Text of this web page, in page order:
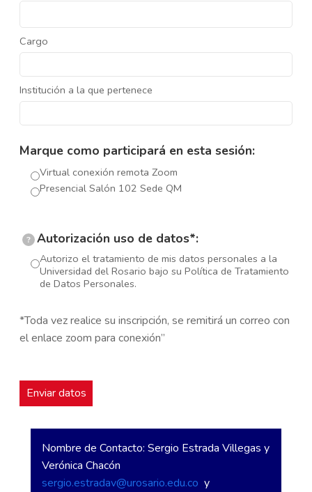
Cargo
Institución a la que pertenece
Marque como participará en esta sesión:
Virtual conexión remota Zoom
Presencial Salón 102 Sede QM
? Autorización uso de datos*:
Autorizo el tratamiento de mis datos personales a la
Universidad del Rosario bajo su Política de Tratamiento
de Datos Personales.
*Toda vez realice su inscripción, se remitirá un correo con
el enlace zoom para conexión”
Nombre de Contacto: Sergio Estrada Villegas y
Verónica Chacón
sergio.estradav@urosario.edu.co y